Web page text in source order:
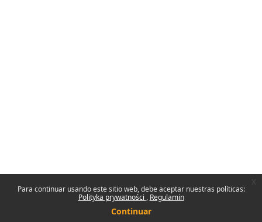
Para continuar usando este sitio web, debe aceptar nuestras políticas:
Polityka prywatności
Regulamin
Continuar